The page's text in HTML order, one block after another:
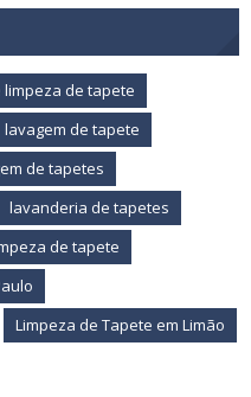
de tapete
lavagem de tapete
de tapetes
lavanderia de tapetes
de tapete
Limpeza de Tapete em Limão